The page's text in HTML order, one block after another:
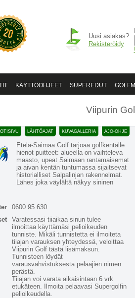
Uusi asiakas?
Rekisteröidy
KÄYTTÖOHJEET SUPEREDUT
Viipurin
LÄHTÖAJAT KUVAGALLERIA AJO-OHJE
Etelä-Saimaa Golf tarjoaa golfkentälle
hienot puitteet: alueella on vaihteleva
maasto, upeat Saimaan rantamaisemat
ja aivan kentän tuntumassa sijaitsevat
historialliset Salpalinjan rakennelmat.
Lähes joka väylältä näkyy sininen
0600 95 630
Varatessasi tiiaikaa sinun tulee
ilmoittaa käyttämäsi pelioikeuden
tunniste. Mikäli tunnistetta ei ilmoiteta
tiiajan varauksen yhteydessä, veloittaa
Viipurin Golf tästä lisämaksun.
Tunnisteen löydät
varausvahvistuksesta pelaajien nimen
perästä.
Tiiajan voi varata aikaisintaan 6 vrk
etukäteen. Ilmoita pelaavasi Supergolfin
pelioikeudella.